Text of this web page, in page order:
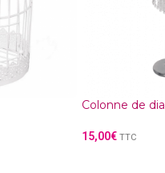
Colonne de
15,00€ TTC